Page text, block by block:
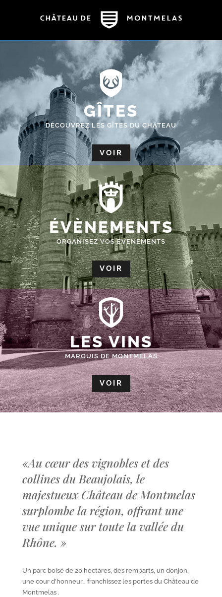
GÎTES
DÉCOUVREZ LES GÎTES DU CHÂTEAU
VOIR
ÉVÈNEMENTS
ORGANISEZ VOS EVENEMENTS
VOIR
LES VINS
MARQUIS DE MONTMELAS
VOIR
«Au cœur des vignobles et des
collines du Beaujolais, le
majestueux Château de Montmelas
surplombe la région, offrant une
vue unique sur toute la vallée du
Rhône. »
Un parc boisé de 20 hectares, des remparts, un donjon,
une cour d’honneur… franchissez les portes du Château de
Montmelas .